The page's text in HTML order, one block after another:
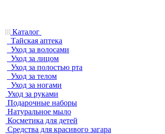
Каталог
Тайская аптека
Уход за волосами
Уход за лицом
Уход за полостью рта
Уход за телом
Уход за ногами
Уход за руками
Подарочные наборы
Натуральное мыло
Косметика для детей
Средства для красивого загара